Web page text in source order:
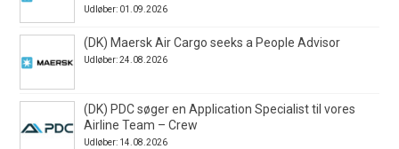
Udløber: 01.09.2026
(DK) Maersk Air Cargo seeks a People Advisor
Udløber: 24.08.2026
(DK) PDC søger en Application Specialist til vores
Airline Team – Crew
Udløber: 14.08.2026